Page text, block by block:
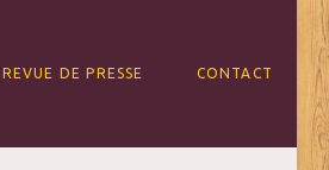
REVUE DE PRESSE CONTACT